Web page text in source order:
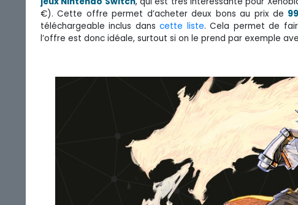
€). Cette offre permet d’acheter deux bons au prix de
téléchargeable inclus danscette liste. Cela permet de
l’offre est donc idéale, surtout si on le prend par exemple